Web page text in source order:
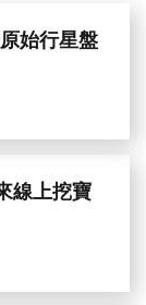
始行星盤
線上挖寶